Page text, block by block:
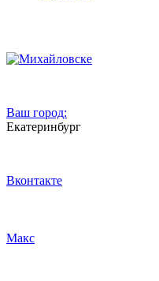
Ваш город:
Екатеринбург
Вконтакте
Макс